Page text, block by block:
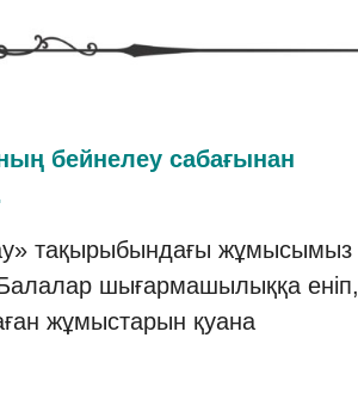
бейнелеу сабағынан
тақырыбындағы жұмысымыз
Балалар шығармашылыққа еніп,
жұмыстарын қуана